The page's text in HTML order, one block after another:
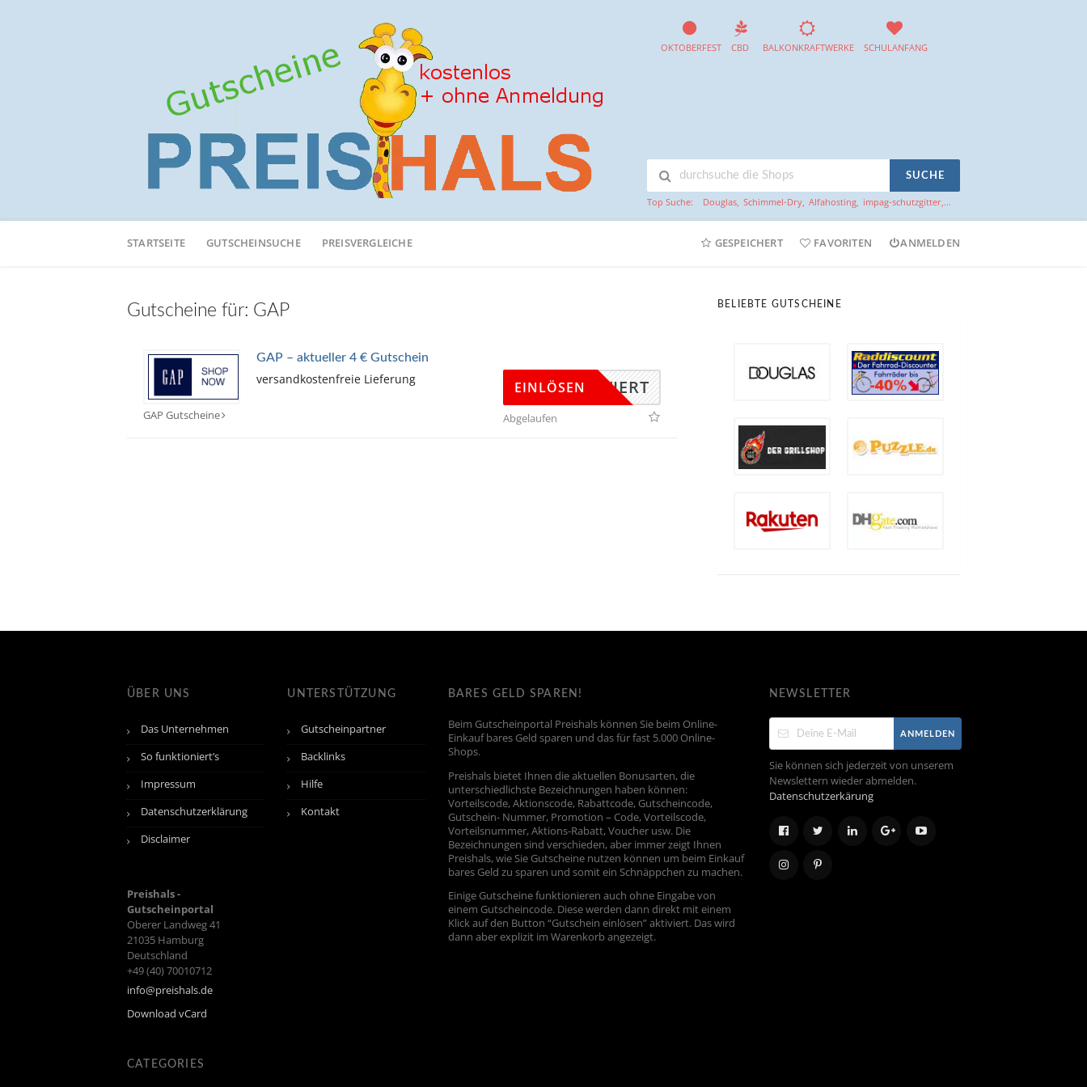
OKTOBERFEST CBD BALKONKRAFTWERKE SCHULANFANG
SUCHE
Top Suche: Douglas, Schimmel-Dry, Alfahosting, impag-schutzgitter,...
Online-
STARTSEITE GUTSCHEINSUCHE PREISVERGLEICHE GESPEICHERT FAVORITEN ANMELDEN
Gutscheine für: GAP
GAP Gutscheine
GAP – aktueller 4 € Gutschein
versandkostenfreie Lieferung KTIVIERT
EINLÖSEN
Abgelaufen
BELIEBTE GUTSCHEINE
ÜBER UNS
Das Unternehmen
So funktioniert’s
Impressum
Datenschutzerklärung
Disclaimer
Preishals -
Gutscheinportal
Oberer Landweg 41
21035 Hamburg
Deutschland
+49 (40) 70010712
info@preishals.de
Download vCard
CATEGORIES
UNTERSTÜTZUNG
Gutscheinpartner
Backlinks
Hilfe
Kontakt
BARES GELD SPAREN!
Beim Gutscheinportal Preishals können Sie beim Online-
Einkauf bares Geld sparen und das für fast 5.000 Online-
Shops.
Preishals bietet Ihnen die aktuellen Bonusarten, die
unterschiedlichste Bezeichnungen haben können:
Vorteilscode, Aktionscode, Rabattcode, Gutscheincode,
Gutschein- Nummer, Promotion – Code, Vorteilscode,
Vorteilsnummer, Aktions-Rabatt, Voucher usw. Die
Bezeichnungen sind verschieden, aber immer zeigt Ihnen
Preishals, wie Sie Gutscheine nutzen können um beim Einkauf
bares Geld zu sparen und somit ein Schnäppchen zu machen.
Einige Gutscheine funktionieren auch ohne Eingabe von
einem Gutscheincode. Diese werden dann direkt mit einem
Klick auf den Button “Gutschein einlösen” aktiviert. Das wird
dann aber explizit im Warenkorb angezeigt.
NEWSLETTER
ANMELDEN
Sie können sich jederzeit von unserem
Newslettern wieder abmelden.
Datenschutzerkärung